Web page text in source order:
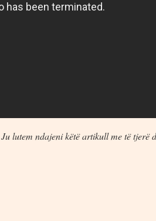
lutem ndajeni këtë artikull me të tjerë